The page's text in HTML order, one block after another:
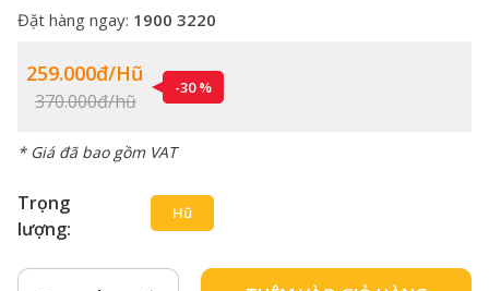
Đặt hàng ngay: 1900 3220
259.000đ/hũ
370.000đ/hũ
-30 %
* Giá đã bao gồm VAT
Trọng
lượng:
Hũ